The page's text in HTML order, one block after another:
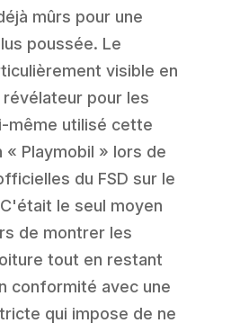
mûrs pour une
poussée. Le
visible en
révélateur pour les
même utilisé cette
Playmobil » lors de
du FSD sur le
le seul moyen
de montrer les
tout en restant
conformité avec une
qui impose de ne